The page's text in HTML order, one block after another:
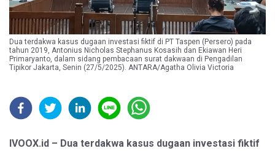
Dua terdakwa kasus dugaan investasi fiktif di PT Taspen (Persero) pada
tahun 2019, Antonius Nicholas Stephanus Kosasih dan Ekiawan Heri
Primaryanto, dalam sidang pembacaan surat dakwaan di Pengadilan
Tipikor Jakarta, Senin (27/5/2025). ANTARA/Agatha Olivia Victoria
IVOOX.id – Dua terdakwa kasus dugaan investasi fiktif